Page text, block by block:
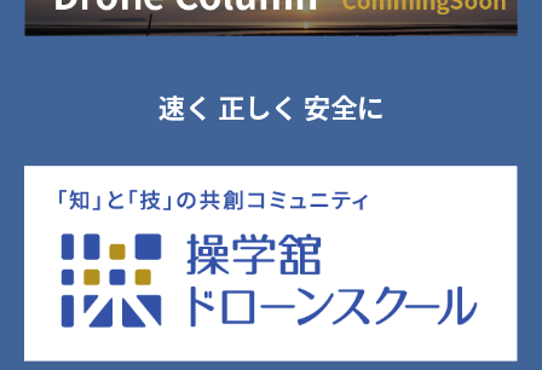
速く 正しく 安全に